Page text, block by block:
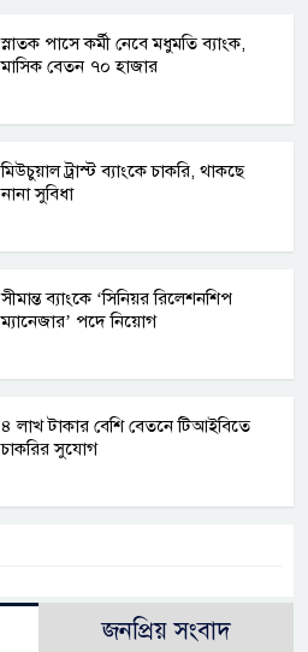
স্নাতক পাসে কর্মী নেবে মধুমতি ব্যাংক,
মাসিক বেতন ৭০ হাজার
মিউচুয়াল ট্রাস্ট ব্যাংকে চাকরি, থাকছে
নানা সুবিধা
সীমান্ত ব্যাংকে ‘সিনিয়র রিলেশনশিপ
ম্যানেজার’ পদে নিয়োগ
৪ লাখ টাকার বেশি বেতনে টিআইবিতে
চাকরির সুযোগ
জনপ্রিয় সংবাদ